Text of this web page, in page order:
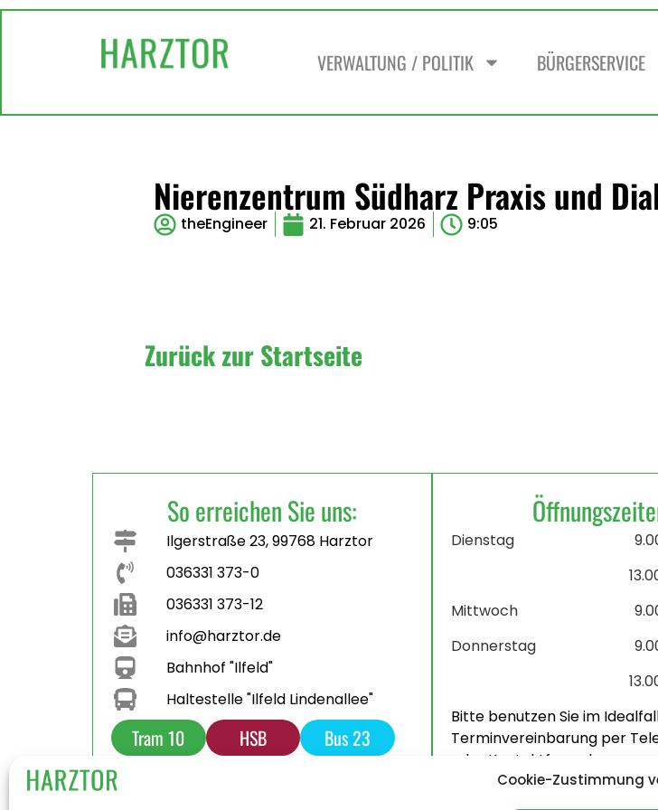
Cookie-Zustimmung
VERWALTUNG / POLITIK BÜRGERSERVICE
Nierenzentrum Südharz Praxis und
theEngineer 21. Februar 2026 9:05
Zurück zur Startseite
So erreichen Sie uns:
Ilgerstraße 23, 99768 Harztor
036331 373-0
036331 373-12
info@harztor.de
Bahnhof "Ilfeld"
Haltestelle "Ilfeld Lindenallee"
Tram 10 HSB
Bus 23
Dienstag
Mittwoch
Donnerstag
Bitte benutzen Sie im
Terminvereinbarung per
oder Kontaktformular.